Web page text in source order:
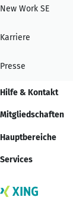
New Work SE
Karriere
Presse
Hilfe & Kontakt
Mitgliedschaften
Hauptbereiche
Services